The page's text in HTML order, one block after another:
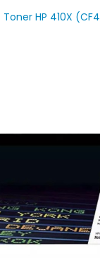
Toner HP 410X